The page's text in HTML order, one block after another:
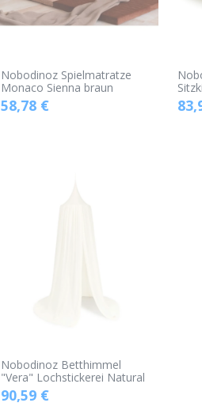
Nobodinoz Spielmatratze
Monaco Sienna braun
58,78€
Nobodinoz Betthimmel
"Vera" Lochstickerei Natural
90,59€